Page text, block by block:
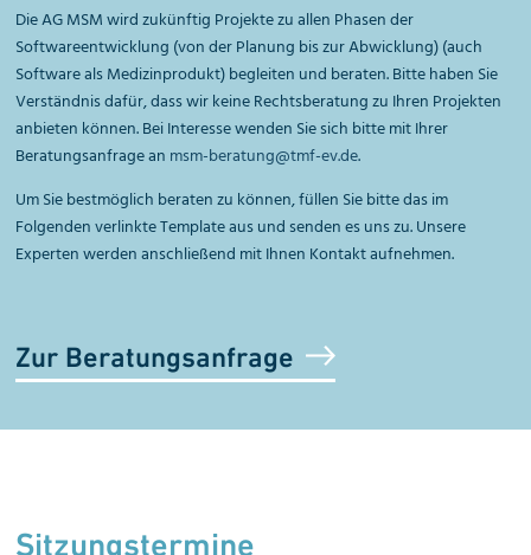
Die AG MSM wird zukünftig Projekte zu allen Phasen der
Softwareentwicklung (von der Planung bis zur Abwicklung) (auch
Software als Medizinprodukt) begleiten und beraten. Bitte haben Sie
Verständnis dafür, dass wir keine Rechtsberatung zu Ihren Projekten
anbieten können. Bei Interesse wenden Sie sich bitte mit Ihrer
Beratungsanfrage an msm-beratung@tmf-ev.de.
Um Sie bestmöglich beraten zu können, füllen Sie bitte das im
Folgenden verlinkte Template aus und senden es uns zu. Unsere
Experten werden anschließend mit Ihnen Kontakt aufnehmen.
Zur Beratungsanfrage
Sitzungstermine